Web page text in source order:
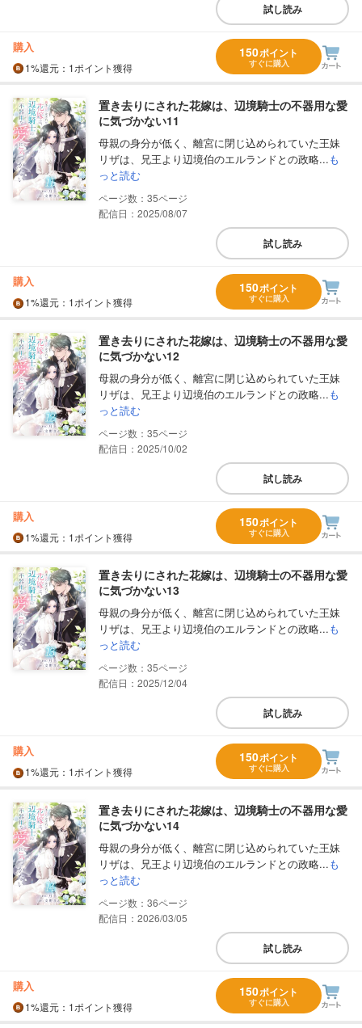
試し読み
購入
1%還元 ：1ポイント獲得
150ポイント
すぐに購入
置き去りにされた花嫁は、辺境騎士の不器用な愛
に気づかない11
母親の身分が低く、離宮に閉じ込められていた王妹
リザは、兄王より辺境伯のエルランドとの政略...も
っと読む
35
配信日：2025/08/07
試し読み
購入
1%還元 ：1ポイント獲得
150ポイント
すぐに購入
置き去りにされた花嫁は、辺境騎士の不器用な愛
に気づかない12
母親の身分が低く、離宮に閉じ込められていた王妹
リザは、兄王より辺境伯のエルランドとの政略...も
っと読む
35
配信日：2025/10/02
試し読み
購入
1%還元 ：1ポイント獲得
150ポイント
すぐに購入
置き去りにされた花嫁は、辺境騎士の不器用な愛
に気づかない13
母親の身分が低く、離宮に閉じ込められていた王妹
リザは、兄王より辺境伯のエルランドとの政略...も
っと読む
35
配信日：2025/12/04
試し読み
購入
1%還元 ：1ポイント獲得
150ポイント
すぐに購入
置き去りにされた花嫁は、辺境騎士の不器用な愛
に気づかない14
母親の身分が低く、離宮に閉じ込められていた王妹
リザは、兄王より辺境伯のエルランドとの政略...も
っと読む
36
配信日：2026/03/05
試し読み
購入
1%還元 ：1ポイント獲得
150ポイント
すぐに購入